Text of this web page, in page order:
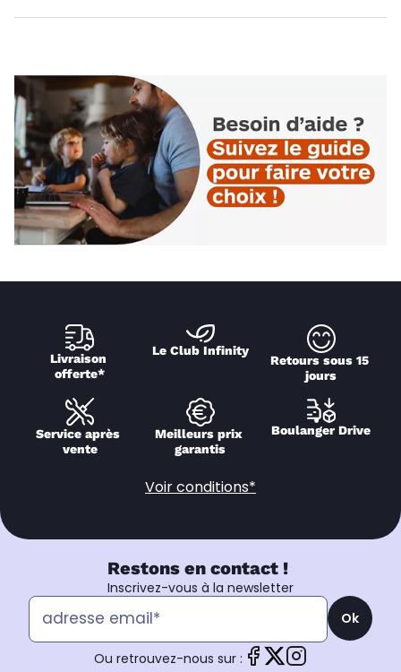
Livraison
offerte*
Le Club Infinity
Retours sous 15
jours
Service après
vente
Meilleurs prix
garantis
Boulanger Drive
Voir conditions*
Restons en contact !
Inscrivez-vous à la newsletter
Ok
Ou retrouvez-nous sur :